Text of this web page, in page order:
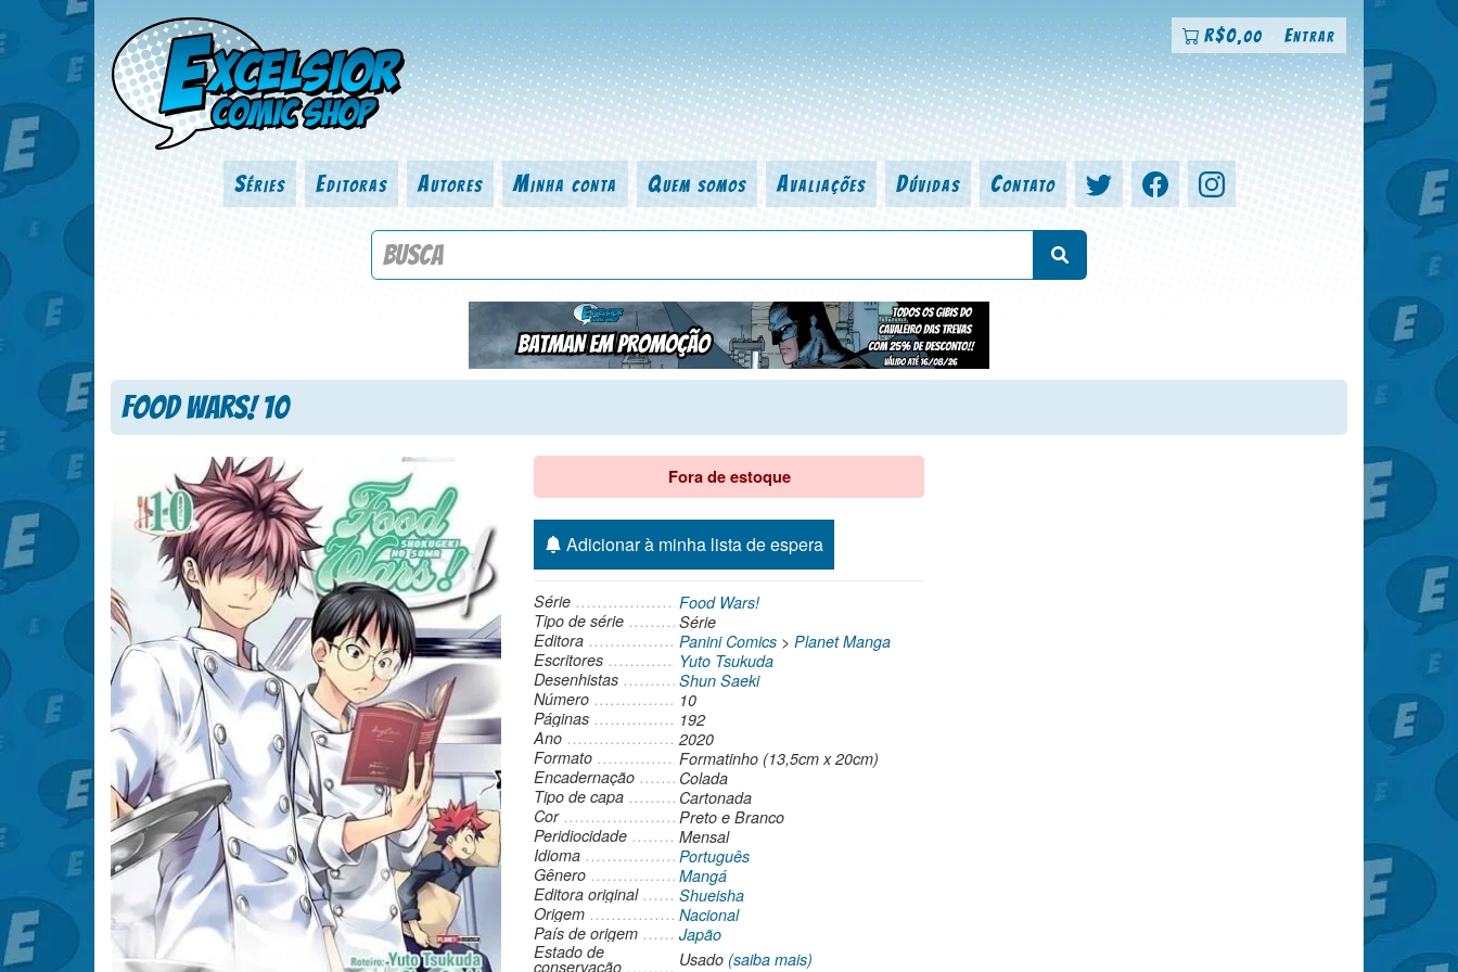
R$0,00 Entrar
Séries Editoras Autores Minha conta Quem somos Avaliações Dúvidas Contato
Procure por título da revista, personagem, série, escritor, desenhista, arte-finalista, colorista
Food Wars! 10
Fora de estoque
Adicionar à minha lista de espera
Série
Food Wars!
Tipo de série
Série
Editora
Panini Comics > Planet Manga
Escritores
Yuto Tsukuda
Desenhistas
Shun Saeki
Número
10
Páginas
192
Ano
2020
Formato
Formatinho (13,5cm x 20cm)
Encadernação
Colada
Tipo de capa
Cartonada
Cor
Preto e Branco
Peridiocidade
Mensal
Idioma
Português
Gênero
Mangá
Editora original
Shueisha
Origem
Nacional
País de origem
Japão
Estado de
conservação Usado (saiba mais)